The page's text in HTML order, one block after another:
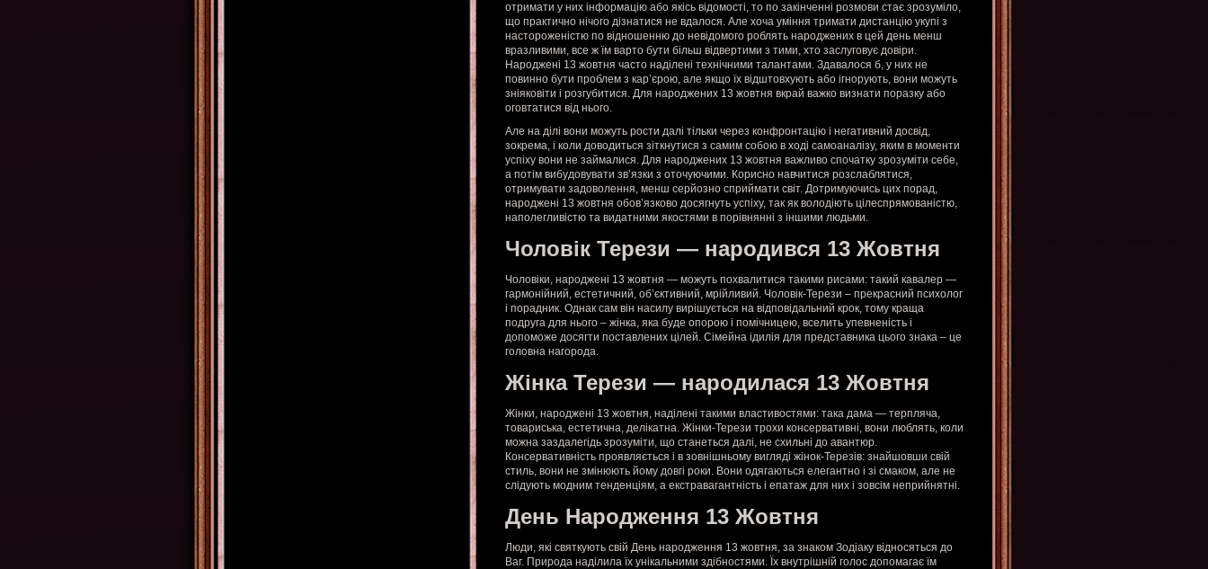
отримати у них інформацію або якісь відомості, то по закінченні розмови стає зрозуміло,
що практично нічого дізнатися не вдалося. Але хоча уміння тримати дистанцію укупі з
настороженістю по відношенню до невідомого роблять народжених в цей день менш
вразливими, все ж їм варто бути більш відвертими з тими, хто заслуговує довіри.
Народжені 13 жовтня часто наділені технічними талантами. Здавалося б, у них не
повинно бути проблем з кар’єрою, але якщо їх відштовхують або ігнорують, вони можуть
зніяковіти і розгубитися. Для народжених 13 жовтня вкрай важко визнати поразку або
оговтатися від нього.
Але на ділі вони можуть рости далі тільки через конфронтацію і негативний досвід,
зокрема, і коли доводиться зіткнутися з самим собою в ході самоаналізу, яким в моменти
успіху вони не займалися. Для народжених 13 жовтня важливо спочатку зрозуміти себе,
а потім вибудовувати зв’язки з оточуючими. Корисно навчитися розслаблятися,
отримувати задоволення, менш серйозно сприймати світ. Дотримуючись цих порад,
народжені 13 жовтня обов’язково досягнуть успіху, так як володіють цілеспрямованістю,
наполегливістю та видатними якостями в порівнянні з іншими людьми.
Чоловік Терези — народився 13 Жовтня
Чоловіки, народжені 13 жовтня — можуть похвалитися такими рисами: такий кавалер —
гармонійний, естетичний, об’єктивний, мрійливий. Чоловік-Терези – прекрасний психолог
і порадник. Однак сам він насилу вирішується на відповідальний крок, тому краща
подруга для нього – жінка, яка буде опорою і помічницею, вселить упевненість і
допоможе досягти поставлених цілей. Сімейна ідилія для представника цього знака – це
головна нагорода.
Жінка Терези — народилася 13 Жовтня
Жінки, народжені 13 жовтня, наділені такими властивостями: така дама — терпляча,
товариська, естетична, делікатна. Жінки-Терези трохи консервативні, вони люблять, коли
можна заздалегідь зрозуміти, що станеться далі, не схильні до авантюр.
Консервативність проявляється і в зовнішньому вигляді жінок-Терезів: знайшовши свій
стиль, вони не змінюють йому довгі роки. Вони одягаються елегантно і зі смаком, але не
слідують модним тенденціям, а екстравагантність і епатаж для них і зовсім неприйнятні.
День Народження 13 Жовтня
Люди, які святкують свій День народження 13 жовтня, за знаком Зодіаку відносяться до
Ваг. Природа наділила їх унікальними здібностями. Їх внутрішній голос допомагає їм